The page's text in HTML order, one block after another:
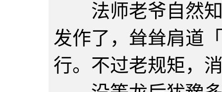
法师老爷自然知
发作了，耸耸肩道
行。不过老规矩，